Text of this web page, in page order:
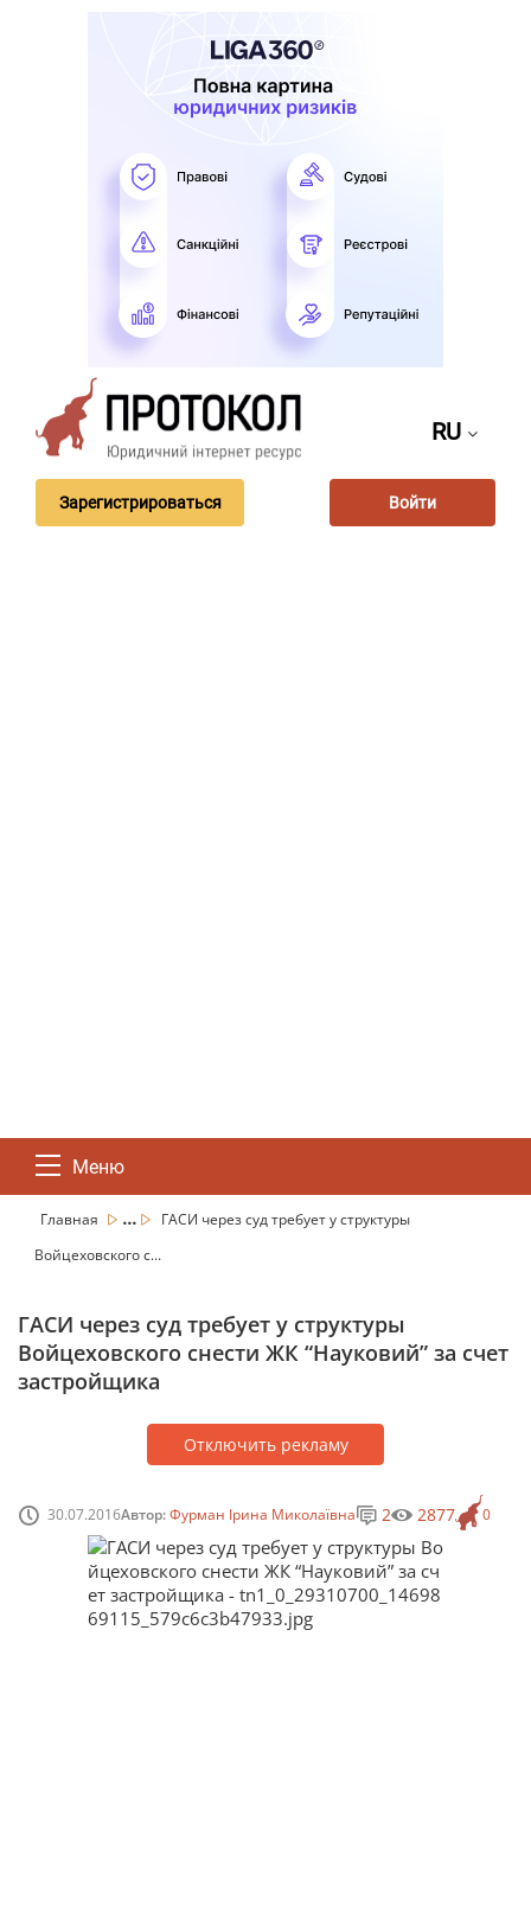
RU
Зарегистрироваться Войти
Меню
Главная ...
ГАСИ через суд требует у структуры
Войцеховского с...
ГАСИ через суд требует у структуры
Войцеховского снести ЖК “Науковий” за счет
застройщика
Отключить рекламу
30.07.2016Автор:Фурман Ірина Миколаївна 0
2 2877